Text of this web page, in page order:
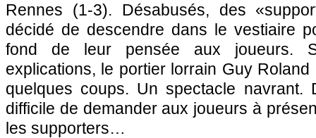
Rennes (1-3). Désabusés, des
décidé de descendre dans le vestiaire
fond de leur pensée aux joueurs.
explications, le portier lorrain Guy
quelques coups. Un spectacle navrant.
difficile de demander aux joueurs à
les supporters…